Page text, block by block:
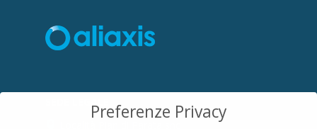
Preferenze Privacy